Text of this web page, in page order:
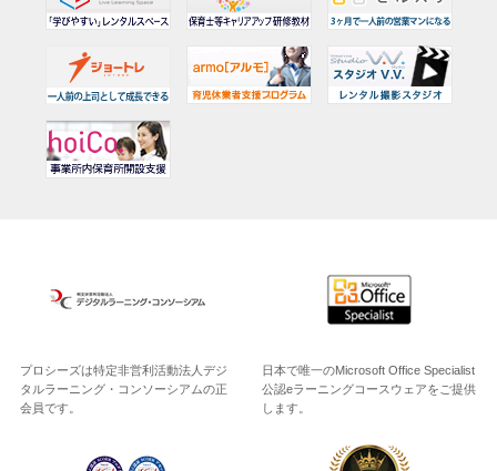
プロシーズは特定非営利活動法人デジ
タルラーニング・コンソーシアムの正
会員です。
日本で唯一のMicrosoft Office Specialist
公認eラーニングコースウェアをご提供
します。